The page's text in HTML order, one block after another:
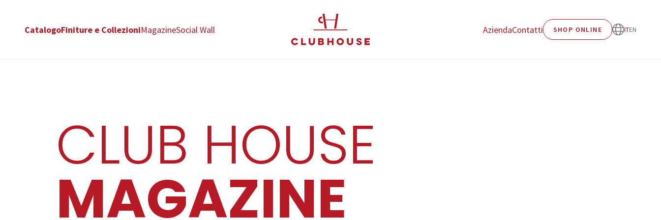
CatalogoFiniture e CollezioniMagazineSocial Wall AziendaContatti SHOP ONLINE ITEN
CLUB HOUSE
MAGAZINE